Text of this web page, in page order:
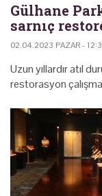
Gülhane
sarnıç
02.04.2023 PAZAR -
Uzun yıllardır atıl
restorasyon